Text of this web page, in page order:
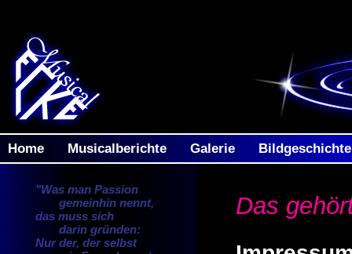
Home Musicalberichte Galerie
"Was man Passion
gemeinhin nennt,
das muss sich
darin gründen:
Nur der, der selbst
Das